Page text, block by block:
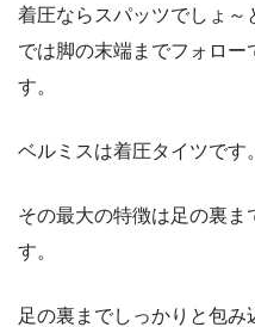
着圧ならスパッツでしょ～
では脚の末端までフォロー
す。
ベルミスは着圧タイツです。
その最大の特徴は足の裏
す。
足の裏までしっかりと包